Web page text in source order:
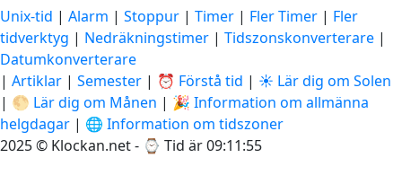
Unix-tid | Alarm | Stoppur | Timer | Fler Timer | Fler
tidverktyg | Nedräkningstimer | Tidszonskonverterare |
Datumkonverterare
| Artiklar | Semester | ⏰ Förstå tid | ☀️ Lär dig om Solen
| 🌕 Lär dig om Månen | 🎉 Information om allmänna
helgdagar | 🌐 Information om tidszoner
2025 © Klockan.net - ⌚ Tid är 09:11:56